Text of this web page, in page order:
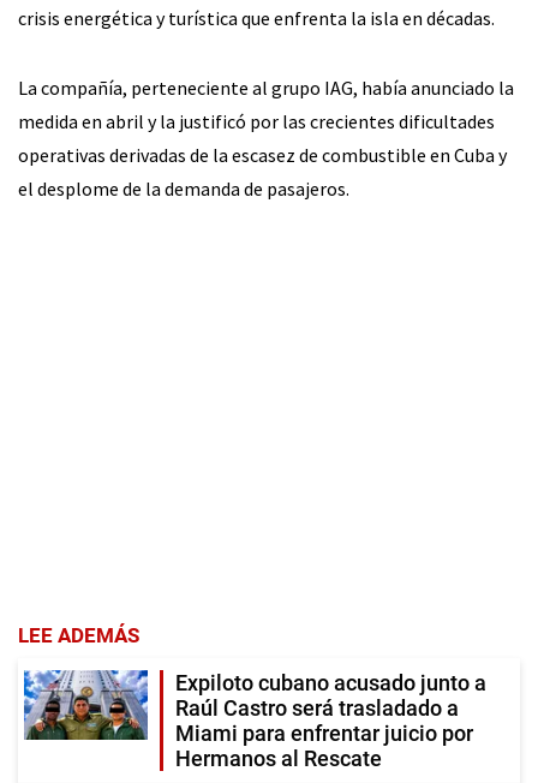
crisis energética y turística que enfrenta la isla en décadas.
La compañía, perteneciente al grupo IAG, había anunciado la
medida en abril y la justificó por las crecientes dificultades
operativas derivadas de la escasez de combustible en Cuba y
el desplome de la demanda de pasajeros.
LEE ADEMÁS
Expiloto cubano acusado junto a
Raúl Castro será trasladado a
Miami para enfrentar juicio por
Hermanos al Rescate